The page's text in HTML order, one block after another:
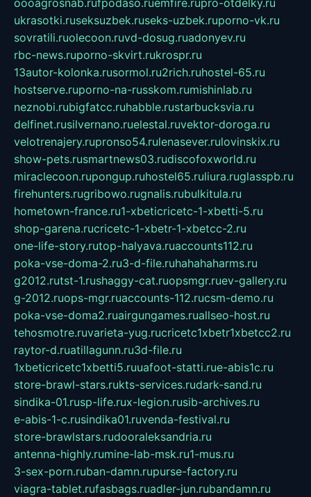
oooagrosnab.rufpodaso.ruemfire.rupro-otdelky.ru
ukrasotki.ruseksuzbek.ruseks-uzbek.ruporno-vk.ru
sovratili.ruolecoon.ruvd-dosug.ruadonyev.ru
rbc-news.ruporno-skvirt.rukrospr.ru
13autor-kolonka.rusormol.ru2rich.ruhostel-65.ru
hostserve.ruporno-na-russkom.rumishinlab.ru
neznobi.rubigfatcc.ruhabble.rustarbucksvia.ru
delfinet.rusilvernano.ruelestal.ruvektor-doroga.ru
velotrenajery.rupronso54.rulenasever.rulovinskix.ru
show-pets.rusmartnews03.rudiscofoxworld.ru
miraclecoon.rupongup.ruhostel65.ruliura.ruglasspb.ru
firehunters.rugribowo.rugnalis.rubulkitula.ru
hometown-france.ru1-xbeticricetc-1-xbetti-5.ru
shop-garena.rucricetc-1-xbetr-1-xbetcc-2.ru
one-life-story.rutop-halyava.ruaccounts112.ru
poka-vse-doma-2.ru3-d-file.ruhahahaharms.ru
g2012.rutst-1.rushaggy-cat.ruopsmgr.ruev-gallery.ru
g-2012.ruops-mgr.ruaccounts-112.rucsm-demo.ru
poka-vse-doma2.ruairgungames.ruallseo-host.ru
tehosmotre.ruvarieta-yug.rucricetc1xbetr1xbetcc2.ru
raytor-d.ruatillagunn.ru3d-file.ru
1xbeticricetc1xbetti5.ruuafoot-statti.rue-abis1c.ru
store-brawl-stars.rukts-services.rudark-sand.ru
sindika-01.rusp-life.rux-legion.rusib-archives.ru
e-abis-1-c.rusindika01.ruvenda-festival.ru
store-brawlstars.rudooraleksandria.ru
antenna-highly.rumine-lab-msk.ru1-mus.ru
3-sex-porn.ruban-damn.rupurse-factory.ru
viagra-tablet.rufasbags.ruadler-jun.rubandamn.ru